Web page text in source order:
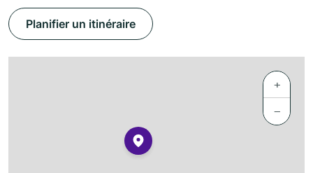
Planifier un itinéraire
+
−